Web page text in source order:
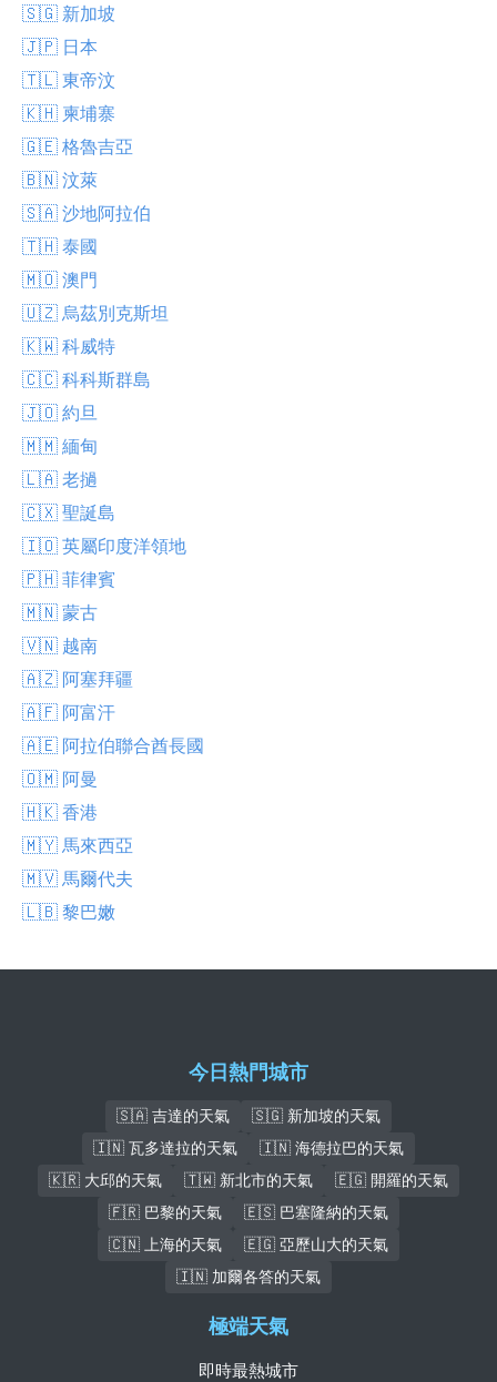
🇸🇬 新加坡
🇯🇵 日本
🇹🇱 東帝汶
🇰🇭 柬埔寨
🇬🇪 格魯吉亞
🇧🇳 汶萊
🇸🇦 沙地阿拉伯
🇹🇭 泰國
🇲🇴 澳門
🇺🇿 烏茲別克斯坦
🇰🇼 科威特
🇨🇨 科科斯群島
🇯🇴 約旦
🇲🇲 緬甸
🇱🇦 老撾
🇨🇽 聖誕島
🇮🇴 英屬印度洋領地
🇵🇭 菲律賓
🇲🇳 蒙古
🇻🇳 越南
🇦🇿 阿塞拜疆
🇦🇫 阿富汗
🇦🇪 阿拉伯聯合酋長國
🇴🇲 阿曼
🇭🇰 香港
🇲🇾 馬來西亞
🇲🇻 馬爾代夫
🇱🇧 黎巴嫩
今日熱門城市
🇸🇦 吉達的天氣
🇸🇬 新加坡的天氣
🇮🇳 瓦多達拉的天氣
🇮🇳 海德拉巴的天氣
🇰🇷 大邱的天氣
🇹🇼 新北市的天氣
🇪🇬 開羅的天氣
🇫🇷 巴黎的天氣
🇪🇸 巴塞隆納的天氣
🇨🇳 上海的天氣
🇪🇬 亞歷山大的天氣
🇮🇳 加爾各答的天氣
極端天氣
即時最熱城市